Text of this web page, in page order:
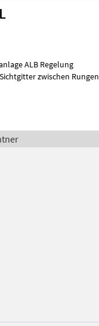
ALB Regelung
zwischen Rungen